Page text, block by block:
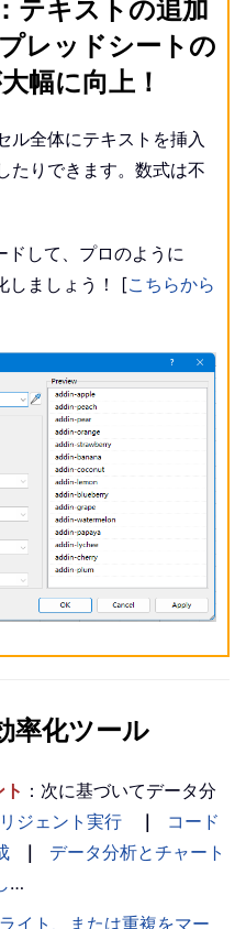
テキストの追加
レッドシートの
幅に向上！
ル全体にテキストを挿入
たりできます。数式は不
して、プロのように
しましょう！ [こちらから
率化ツール
：次に基づいてデータ分
ジェント実行 ｜
コード
｜
データ分析とチャート
…
イト、または重複をマー